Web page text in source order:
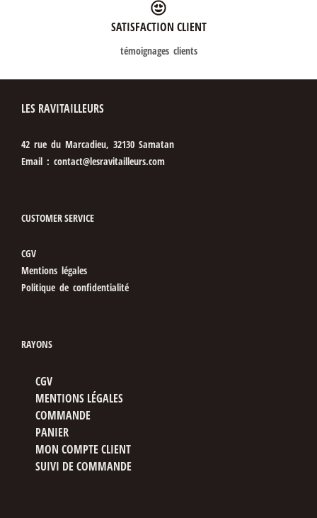
SATISFACTION CLIENT
témoignages clients
LES RAVITAILLEURS
42 rue du Marcadieu, 32130 Samatan
Email : contact@lesravitailleurs.com
CUSTOMER SERVICE
CGV
Mentions légales
Politique de confidentialité
RAYONS
CGV
MENTIONS LÉGALES
COMMANDE
PANIER
MON COMPTE CLIENT
SUIVI DE COMMANDE